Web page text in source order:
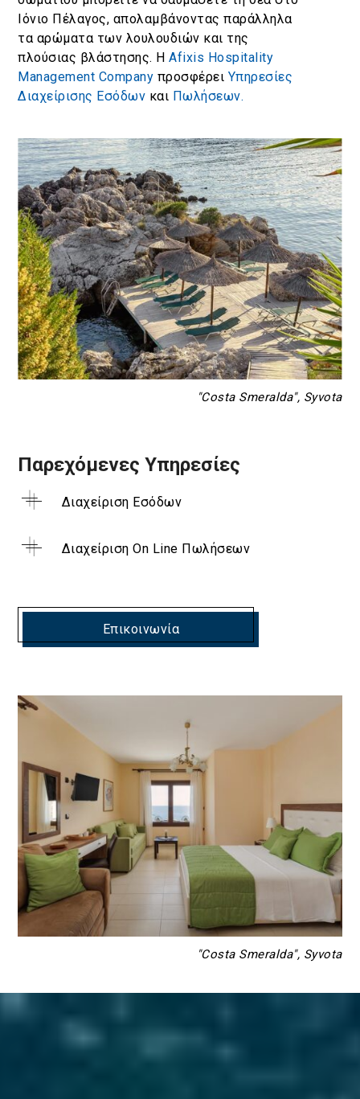
Ιόνιο Πέλαγος, απολαμβάνοντας παράλληλα
τα αρώματα των λουλουδιών και της
πλούσιας βλάστησης. ΗAfixis Hospitality
Management Company προσφέρει Υπηρεσίες
Διαχείρισης Εσόδων και Πωλήσεων.
"Costa Smeralda", Syvota
Παρεχόμενες Υπηρεσίες
Διαχείριση Εσόδων
Διαχείριση On Line Πωλήσεων
Επικοινωνία
"Costa Smeralda", Syvota